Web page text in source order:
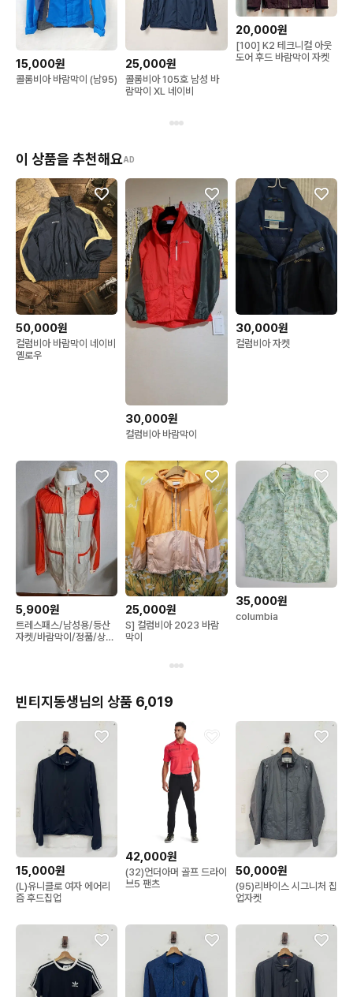
15,000원
콜롬비아 바람막이 (남95)
25,000원
콜롬비아 105호 남성 바
람막이 XL 네이비
20,000원
[100] K2 테크니컬 아웃
도어 후드 바람막이 자켓
이 상품을 추천해요AD
50,000원
컬럼비아 바람막이 네이비
옐로우
30,000원
컬럼비아 바람막이
30,000원
컬럼비아 자켓
5,900원
트레스패스/남성용/등산
자켓/바람막이/정품/상태
25,000원
S] 컬럼비아 2023 바람
막이
35,000원
columbia
빈티지동생님의 상품 6,019
15,000원
(L)유니클로 여자 에어리
즘 후드집업
42,000원
(32)언더아머 골프 드라이
브5 팬츠
50,000원
(95)리바이스 시그니처 집
업자켓